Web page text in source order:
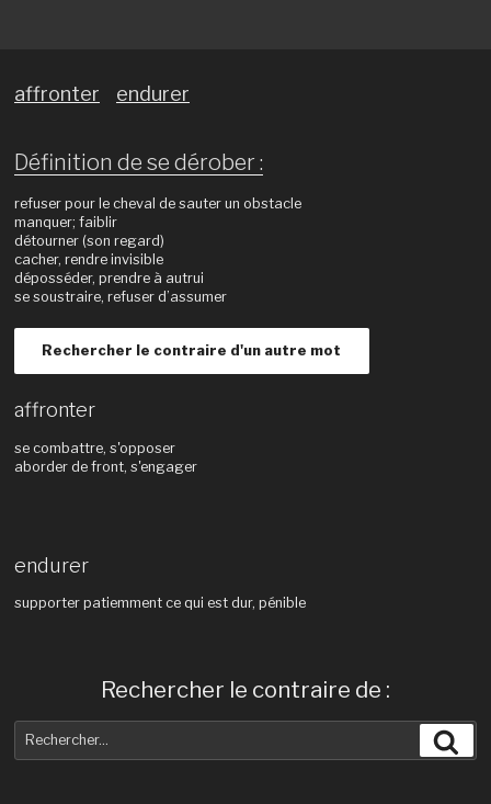
affronter endurer
Définition de se dérober :
refuser pour le cheval de sauter un obstacle
manquer; faiblir
détourner (son regard)
cacher, rendre invisible
déposséder, prendre à autrui
se soustraire, refuser d’assumer
Rechercher le contraire d'un autre mot
affronter
se combattre, s'opposer
aborder de front, s'engager
endurer
supporter patiemment ce qui est dur, pénible
Rechercher le contraire de :
pour